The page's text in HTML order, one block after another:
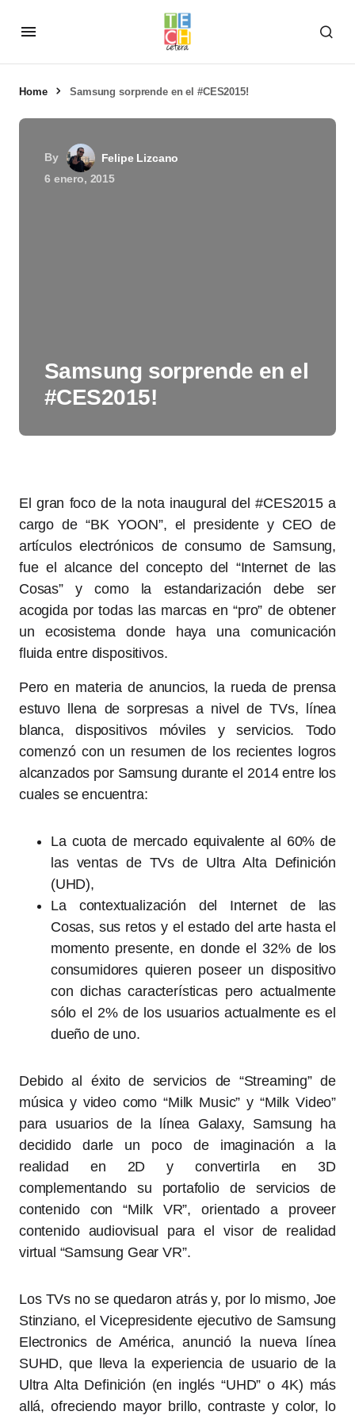
Home Samsung sorprende en el #CES2015!
By
Felipe Lizcano
6 enero, 2015
Samsung sorprende en el
#CES2015!
El gran foco de la nota inaugural del #CES2015 a
cargo de “BK YOON”, el presidente y CEO de
artículos electrónicos de consumo de Samsung,
fue el alcance del concepto del “Internet de las
Cosas” y como la estandarización debe ser
acogida por todas las marcas en “pro” de obtener
un ecosistema donde haya una comunicación
fluida entre dispositivos.
Pero en materia de anuncios, la rueda de prensa
estuvo llena de sorpresas a nivel de TVs, línea
blanca, dispositivos móviles y servicios. Todo
comenzó con un resumen de los recientes logros
alcanzados por Samsung durante el 2014 entre los
cuales se encuentra:
La cuota de mercado equivalente al 60% de
las ventas de TVs de Ultra Alta Definición
(UHD),
La contextualización del Internet de las
Cosas, sus retos y el estado del arte hasta el
momento presente, en donde el 32% de los
consumidores quieren poseer un dispositivo
con dichas características pero actualmente
sólo el 2% de los usuarios actualmente es el
dueño de uno.
Debido al éxito de servicios de “Streaming” de
música y video como “Milk Music” y “Milk Video”
para usuarios de la línea Galaxy, Samsung ha
decidido darle un poco de imaginación a la
realidad en 2D y convertirla en 3D
complementando su portafolio de servicios de
contenido con “Milk VR”, orientado a proveer
contenido audiovisual para el visor de realidad
virtual “Samsung Gear VR”.
Los TVs no se quedaron atrás y, por lo mismo, Joe
Stinziano, el Vicepresidente ejecutivo de Samsung
Electronics de América, anunció la nueva línea
SUHD, que lleva la experiencia de usuario de la
Ultra Alta Definición (en inglés “UHD” o 4K) más
allá, ofreciendo mayor brillo, contraste y color, lo